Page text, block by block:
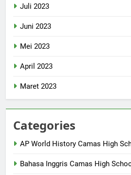
Juli 2023
Juni 2023
Mei 2023
April 2023
Maret 2023
Categories
AP World History Camas High
Bahasa Inggris Camas High